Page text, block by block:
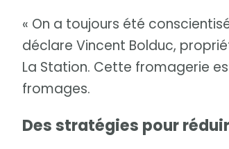
« On a toujours été
déclare Vincent Bolduc,
La Station. Cette fromagerie
fromages.
Des stratégies pour